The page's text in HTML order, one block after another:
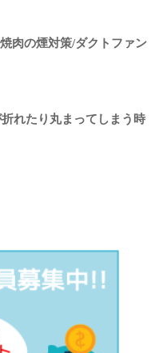
肉の煙対策/ダクトファン
れたり丸まってしまう時